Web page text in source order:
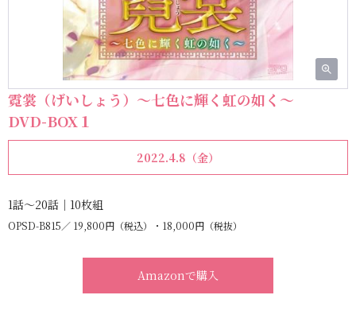
霓裳（げいしょう）～七色に輝く虹の如く～
DVD-BOX１
2022.4.8（金）
1話～20話｜10枚組
OPSD-B815 19,800円（税込）・18,000円（税抜）
Amazonで購入